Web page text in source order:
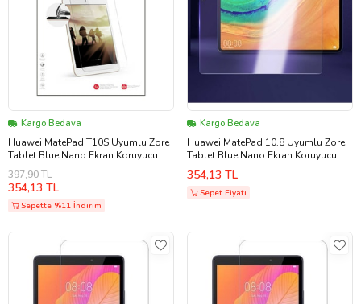
Kargo Bedava
Huawei MatePad T10S Uyumlu Zore
Tablet Blue Nano Ekran Koruyucu
(Renksiz)
397,90 TL
354,13 TL
Sepette %11 İndirim
Kargo Bedava
Huawei MatePad 10.8 Uyumlu Zore
Tablet Blue Nano Ekran Koruyucu
(Renksiz)
354,13 TL
Sepet Fiyatı